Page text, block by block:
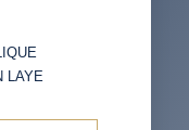
:
ET CRÈCHES
LAYE